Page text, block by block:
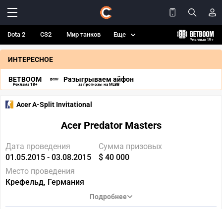
Dota 2 CS2 Мир танков Еще
ИНТЕРЕСНОЕ
BETBOOM
Реклама 18+
Разыгрываем айфон
за прогнозы на MLBB
Acer A-Split Invitational
Acer Predator Masters
Дата проведения
01.05.2015 - 03.08.2015
Сумма призовых
$ 40 000
Место проведения
Крефельд, Германия
Подробнее